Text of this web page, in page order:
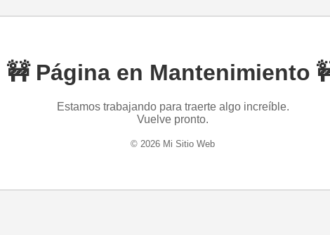
🚧 Página en Mantenimiento
Estamos trabajando para traerte algo increíble.
Vuelve pronto.
© 2026 Mi Sitio Web